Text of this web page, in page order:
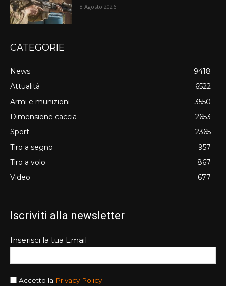
8 Agosto 2026
CATEGORIE
News
9418
Attualità
6522
Armi e munizioni
3550
Dimensione caccia
2653
Sport
2365
Tiro a segno
957
Tiro a volo
867
Video
677
Iscriviti alla newsletter
Inserisci la tua Email
Accetto la Privacy Policy